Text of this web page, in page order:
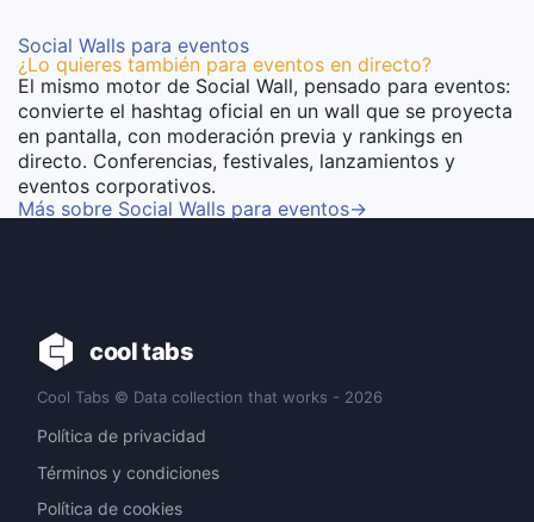
Social Walls para eventos
¿Lo quieres también para eventos en directo?
El mismo motor de Social Wall, pensado para eventos:
convierte el hashtag oficial en un wall que se proyecta
en pantalla, con moderación previa y rankings en
directo. Conferencias, festivales, lanzamientos y
eventos corporativos.
Más sobre Social Walls para eventos→
cool tabs
Cool Tabs © Data collection that works - 2026
Política de privacidad
Términos y condiciones
Política de cookies